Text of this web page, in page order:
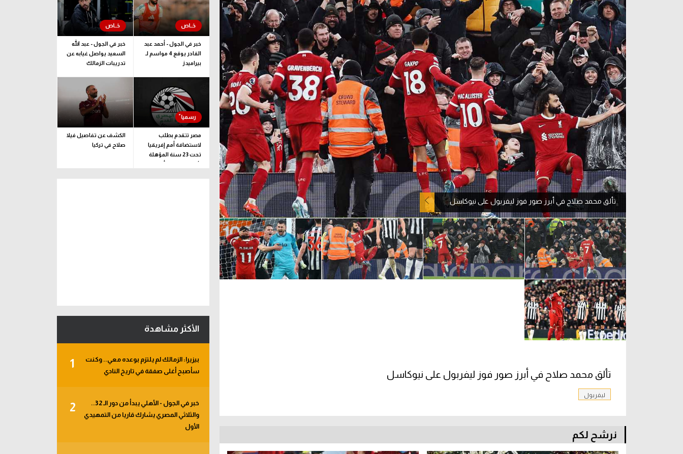
آراء حرة
ركن الألعاب
الدوري السعودي للمحترفين
دوري أبطال أوروبا
دوري أبطال إفريقيا
كل البطولات
دوري أبطال أوروبا
القسم الثاني
رياضات أخرى
آسيا
ركن الألعاب
تألق محمد صلاح في أبرز صور فوز ليفربول على نيوكاسل
تألق محمد صلاح في أبرز صور فوز ليفربول على نيوكاسل
ليفربول
نرشح لكم
خبر في الجول - أحمد عبد
القادر يوقع 4 مواسم لـ
بيراميدز
خبر في الجول - عبد الله
السعيد يواصل غيابه عن
تدريبات الزمالك
مصر تتقدم بطلب
لاستضافة أمم إفريقيا
تحت 23 سنة المؤهلة
لأولمبياد لوس أنجلوس
الكشف عن تفاصيل فيلا
صلاح في تركيا
الأكثر مشاهدة
1
بيزيرا: الزمالك لم يلتزم بوعده معي.. وكنت
سأصبح أغلى صفقة في تاريخ النادي
2
خبر في الجول - الأهلي يبدأ من دور الـ 32..
والثلاثي المصري يشارك قاريا من التمهيدي
الأول